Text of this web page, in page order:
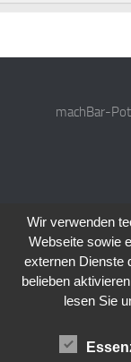
machBar-
Wir verwenden
Webseite sowie
externen Dienste
belieben
lesen Sie